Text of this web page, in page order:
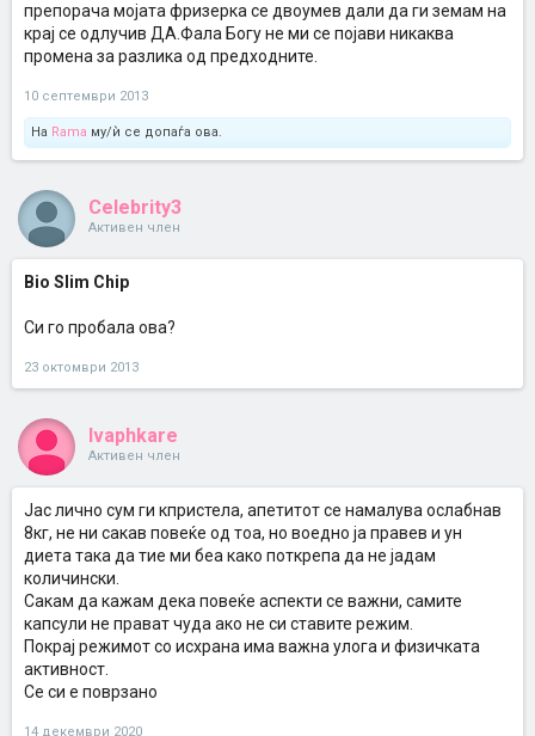
препорача мојата фризерка се двоумев дали да ги земам на
крај се одлучив ДА.Фала Богу не ми се појави никаква
промена за разлика од предходните.
10 септември 2013
На Rama му/ѝ се допаѓа ова.
Celebrity3
Активен член
Bio Slim Chip
Си го пробала ова?
23 октомври 2013
Ivaphkare
Активен член
Јас лично сум ги кпристела, апетитот се намалува ослабнав
8кг, не ни сакав повеќе од тоа, но воедно ја правев и ун
диета така да тие ми беа како поткрепа да не јадам
количински.
Сакам да кажам дека повеќе аспекти се важни, самите
капсули не прават чуда ако не си ставите режим.
Покрај режимот со исхрана има важна улога и физичката
активност.
Се си е поврзано
14 декември 2020